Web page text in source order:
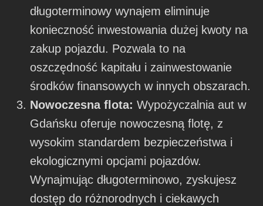
długoterminowy wynajem eliminuje
konieczność inwestowania dużej kwoty na
zakup pojazdu. Pozwala to na
oszczędność kapitału i zainwestowanie
środków finansowych w innych obszarach.
Nowoczesna flota:Wypożyczalnia aut w
Gdańsku oferuje nowoczesną flotę, z
wysokim standardem bezpieczeństwa i
ekologicznymi opcjami pojazdów.
Wynajmując długoterminowo, zyskujesz
dostęp do różnorodnych i ciekawych